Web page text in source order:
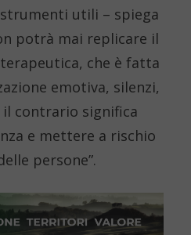
utili – spiega
potrà mai replicare il
che è fatta
emotiva, silenzi,
il contrario significa
e mettere a rischio
persone”.